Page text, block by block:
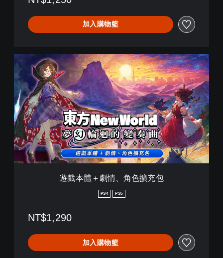
,
繁
體
中
文
,
日
文
)
加入購物籃
戲
本
體
＋
劇
情
、
角
色
擴
充
遊戲本體＋劇情、角色擴充包
PS4 PS5
NT$1,290
加入購物籃